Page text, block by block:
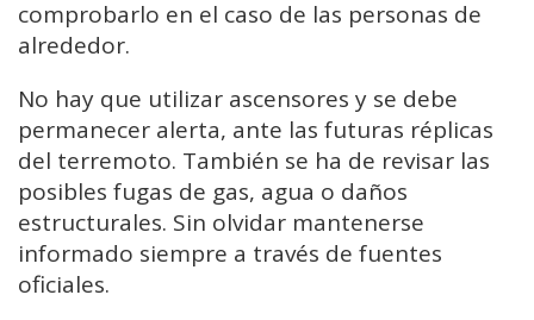
comprobarlo en el caso de las personas de
alrededor.
No hay que utilizar ascensores y se debe
permanecer alerta, ante las futuras réplicas
del terremoto. También se ha de revisar las
posibles fugas de gas, agua o daños
estructurales. Sin olvidar mantenerse
informado siempre a través de fuentes
oficiales.